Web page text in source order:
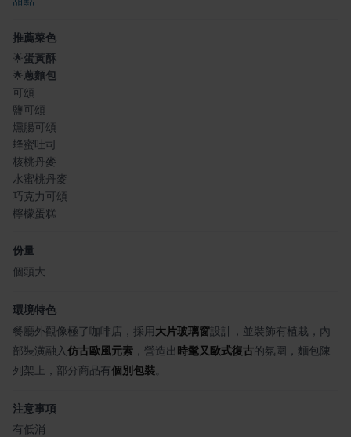
推薦菜色
🌟蛋黃酥
🌟蔥麵包
可頌
鹽可頌
燻腸可頌
蜂蜜吐司
核桃丹麥
水蜜桃丹麥
巧克力可頌
檸檬蛋糕
份量
個頭大
環境特色
餐廳外觀像極了咖啡店，採用 大片玻璃窗設計，並裝飾有植栽，內
部裝潢融入仿古歐風元素 ，營造出 時髦又歐式復古的氛圍，麵包陳
列架上，部分商品有個別包裝
注意事項
有低消